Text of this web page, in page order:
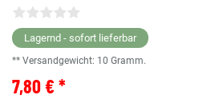
Lagernd - sofort lieferbar
** Versandgewicht: 10 Gramm.
7,80 € *